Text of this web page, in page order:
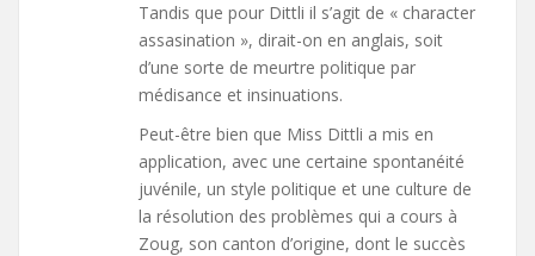
Tandis que pour Dittli il s’agit de « character
assasination », dirait-on en anglais, soit
d’une sorte de meurtre politique par
médisance et insinuations.
Peut-être bien que Miss Dittli a mis en
application, avec une certaine spontanéité
juvénile, un style politique et une culture de
la résolution des problèmes qui a cours à
Zoug, son canton d’origine, dont le succès